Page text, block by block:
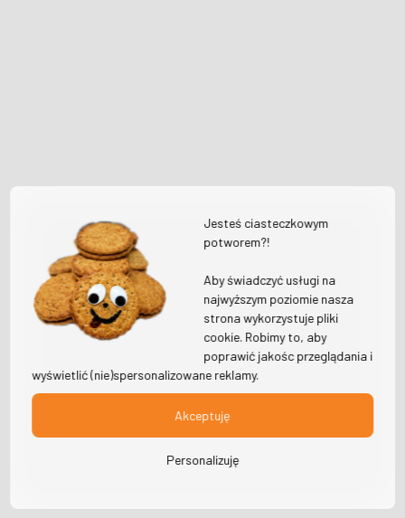
Jesteś ciasteczkowym
potworem?!
Aby świadczyć usługi na
najwyższym poziomie nasza
strona wykorzystuje pliki
cookie. Robimy to, aby
poprawić jakośc przeglądania i
wyświetlić (nie)spersonalizowane reklamy.
Akceptuję
Personalizuję